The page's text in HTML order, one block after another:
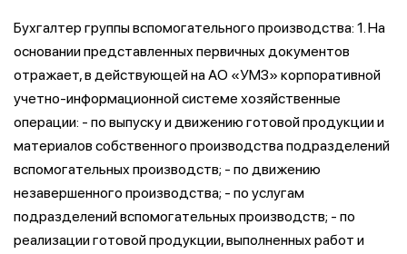
Бухгалтер группы вспомогательного производства: 1. На
основании представленных первичных документов
отражает, в действующей на АО «УМЗ» корпоративной
учетно-информационной системе хозяйственные
операции: - по выпуску и движению готовой продукции и
материалов собственного производства подразделений
вспомогательных производств; - по движению
незавершенного производства; - по услугам
подразделений вспомогательных производств; - по
реализации готовой продукции, выполненных работ и